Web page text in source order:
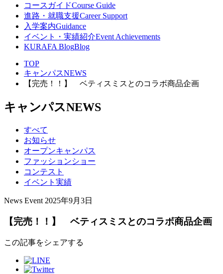
コースガイドCourse Guide
進路・就職支援Career Support
入学案内Guidance
イベント・実績紹介Event Achievements
KURAFA BlogBlog
TOP
キャンパスNEWS
【完売！！】 ベティスミスとのコラボ商品企画
キャンパスNEWS
すべて
お知らせ
オープンキャンパス
ファッションショー
コンテスト
イベント実績
News Event 2025年9月3日
【完売！！】 ベティスミスとのコラボ商品企画
この記事をシェアする